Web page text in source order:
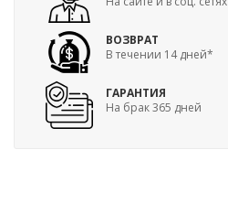
ВОЗВРАТ
В течении 14 дней*
ГАРАНТИЯ
На брак 365 дней